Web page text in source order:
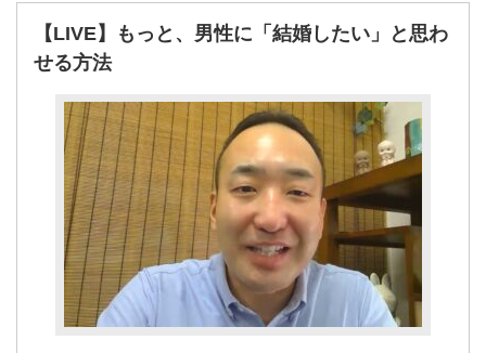
【LIVE】もっと、男性に「結婚したい」と思わ
せる方法